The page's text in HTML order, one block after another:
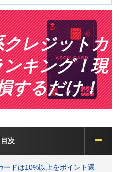
レジットカ
キング！現
するだけ！
目次
ードは10%以上をポイント還